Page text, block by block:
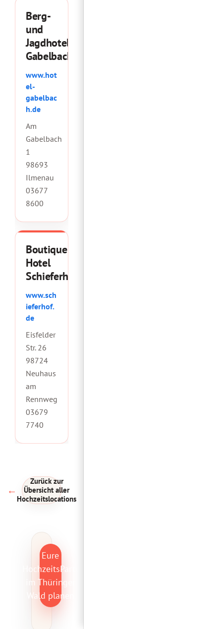
Berg-
und
Jagdhotel
Gabelbach
www.hot
el-
gabelbac
h.de
Am
Gabelbach
1
98693
Ilmenau
03677
8600
Boutique
Hotel
Schieferhof
www.sch
ieferhof.
de
Eisfelder
Str. 26
98724
Neuhaus
am
Rennweg
03679
7740
←
Zurück zur
Übersicht aller
Hochzeitslocations
Eure
HochzeitsParty
im Thüringer
Wald planen